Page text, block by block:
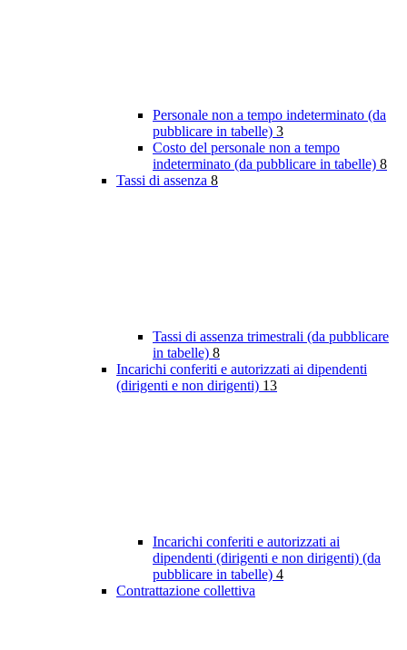
Personale non a tempo indeterminato (da
pubblicare in tabelle) 3
Costo del personale non a tempo
indeterminato (da pubblicare in tabelle) 8
Tassi di assenza 8
Tassi di assenza trimestrali (da pubblicare
in tabelle) 8
Incarichi conferiti e autorizzati ai dipendenti
(dirigenti e non dirigenti) 13
Incarichi conferiti e autorizzati ai
dipendenti (dirigenti e non dirigenti) (da
pubblicare in tabelle) 4
Contrattazione collettiva